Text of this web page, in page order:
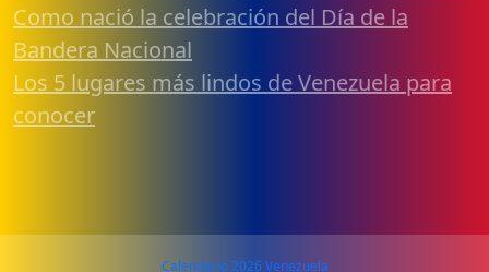
Como nació la celebración del Día de la
Bandera Nacional
Los 5 lugares más lindos de Venezuela para
conocer
Calendario 2026 Venezuela